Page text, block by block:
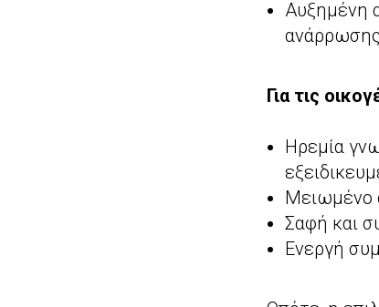
Αυξημένη
ανάρρωσης
Για τις
Ηρεμία
Μειωμένο
Σαφή και
Ενεργή